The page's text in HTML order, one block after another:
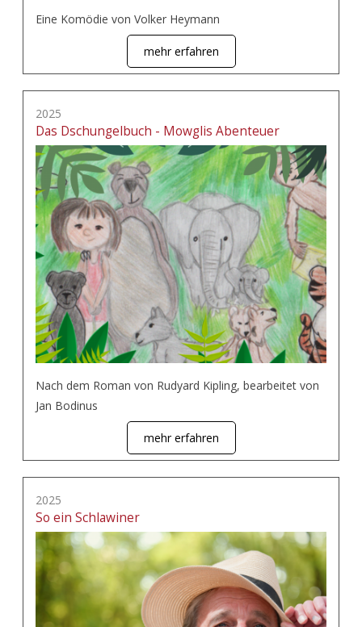
Eine Komödie von Volker Heymann
mehr erfahren
2025
Das Dschungelbuch - Mowglis Abenteuer
Nach dem Roman von Rudyard Kipling, bearbeitet von
Jan Bodinus
mehr erfahren
2025
So ein Schlawiner